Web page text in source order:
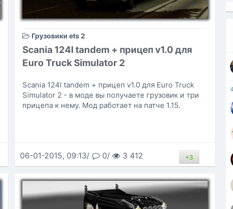
Грузовики ets 2
Scania 124l tandem + прицеп v1.0 для
Euro Truck Simulator 2
Scania 124l tandem + прицеп v1.0 для Euro Truck
Simulator 2 - в моде вы получаете грузовик и три
прицепа к нему. Мод работает на патче 1.15.
06-01-2015, 09:13/ 0/ 3 412 +3